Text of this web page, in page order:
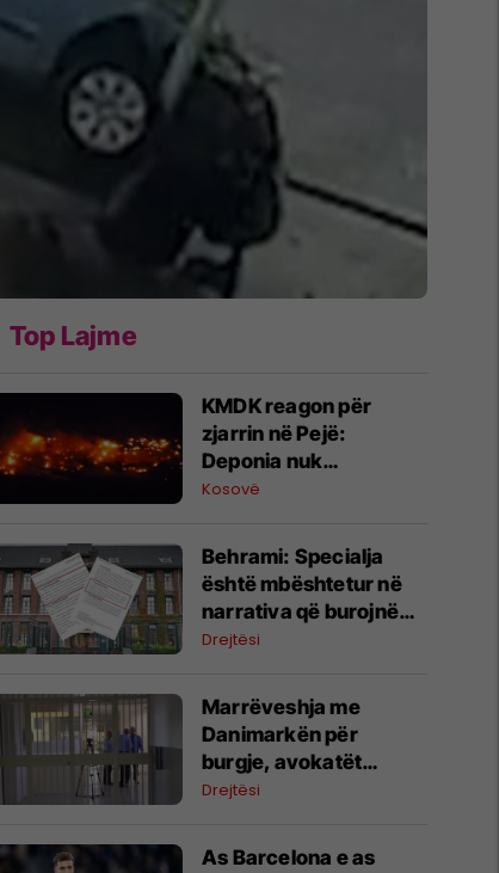
Top Lajme
KMDK reagon për
zjarrin në Pejë:
Deponia nuk
menaxhohet nga ne
Kosovë
​Behrami: Specialja
është mbështetur në
narrativa që burojnë
nga aparati shtetëror i
Drejtësi
Marrëveshja me
Danimarkën për
burgje, avokatët
paralajmërojnë: Mund
trajtimi i të ndaluarve
Drejtësi
As Barcelona e as